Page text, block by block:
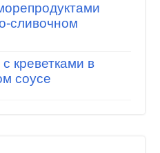
сливочном
с креветками в
соусе